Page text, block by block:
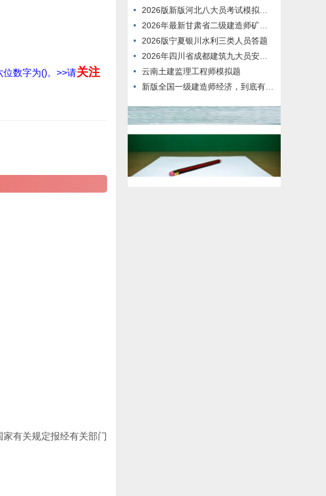
数字为()。>>请关注
有关规定报经有关部门
2026版新版河北八大员考试模拟习题
2026年最新甘肃省二级建造师矿业科目，哪个app好？
2026版宁夏银川水利三类人员答题
2026年四川省成都建筑九大员安全员考题
云南土建监理工程师模拟题
新版全国一级建造师经济，到底有多难考过？